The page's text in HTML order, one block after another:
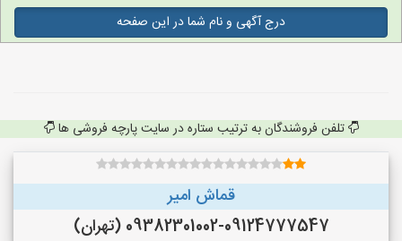
درج آگهی و نام شما در این صفحه
تلفن فروشندگان به ترتیب ستاره در سایت پارچه فروشی ها
قماش امیر
09382301002-09124777547 (تهران)